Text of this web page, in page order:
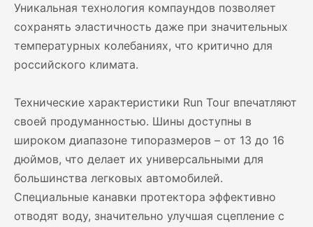
Уникальная технология компаундов позволяет
сохранять эластичность даже при значительных
температурных колебаниях, что критично для
российского климата.
Технические характеристики Run Tour впечатляют
своей продуманностью. Шины доступны в
широком диапазоне типоразмеров – от 13 до 16
дюймов, что делает их универсальными для
большинства легковых автомобилей.
Специальные канавки протектора эффективно
отводят воду, значительно улучшая сцепление с